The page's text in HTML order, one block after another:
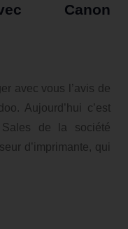
Canon
avec vous l’avis de
Aujourd’hui c’est
de la société
d’imprimante, qui